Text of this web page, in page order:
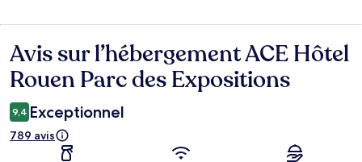
Avis
Avis sur l’hébergement ACE Hôtel
Rouen Parc des Expositions
9,4 Exceptionnel
789 avis